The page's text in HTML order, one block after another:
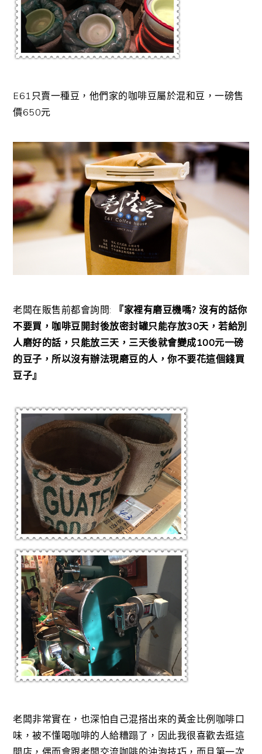
E61只賣一種豆，他們家的咖啡豆屬於混和豆，一磅售
價650元
老闆在販售前都會詢問:
『家裡有磨豆機嗎? 沒有的話你
不要買，咖啡豆開封後放密封罐只能存放30天，若給別
人磨好的話，只能放三天，三天後就會變成100元一磅
的豆子，所以沒有辦法現磨豆的人，你不要花這個錢買
豆子』
老闆非常實在，也深怕自己混搭出來的黃金比例咖啡口
味，被不懂喝咖啡的人給糟蹋了，因此我很喜歡去逛這